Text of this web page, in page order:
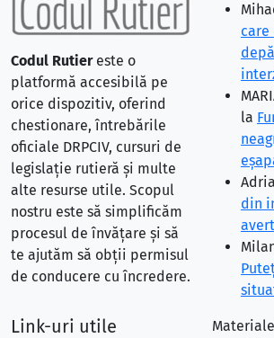
Codul Rutiereste o
platformă accesibilă pe
orice dispozitiv, oferind
chestionare, întrebările
oficiale DRPCIV, cursuri de
legislație rutieră și multe
alte resurse utile. Scopul
nostru este să simplificăm
procesul de învățare și să
te ajutăm să obții permisul
de conducere cu încredere.
la
din
Link-uri utile